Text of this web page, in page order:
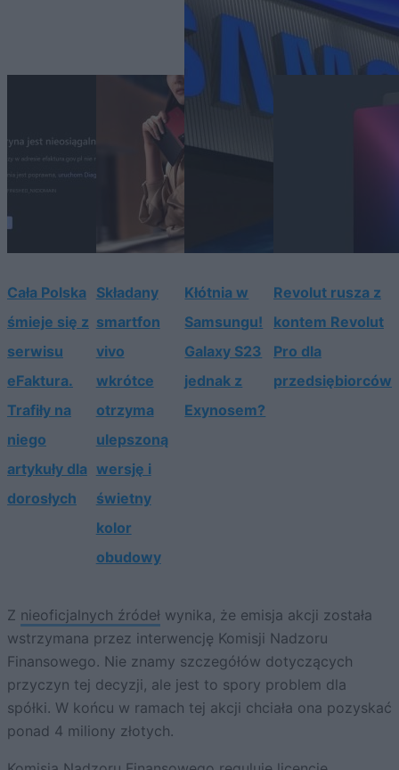
Cała Polska
śmieje się z
serwisu
eFaktura.
Trafiły na
niego
artykuły dla
dorosłych
Składany
smartfon
vivo
wkrótce
otrzyma
ulepszoną
wersję i
świetny
kolor
obudowy
Kłótnia w
Samsungu!
Galaxy S23
jednak z
Exynosem?
Revolut rusza z
kontem Revolut
Pro dla
przedsiębiorców
Z nieoficjalnych źródeł wynika, że emisja akcji została
wstrzymana przez interwencję Komisji Nadzoru
Finansowego. Nie znamy szczegółów dotyczących
przyczyn tej decyzji, ale jest to spory problem dla
spółki. W końcu w ramach tej akcji chciała ona pozyskać
ponad 4 miliony złotych.